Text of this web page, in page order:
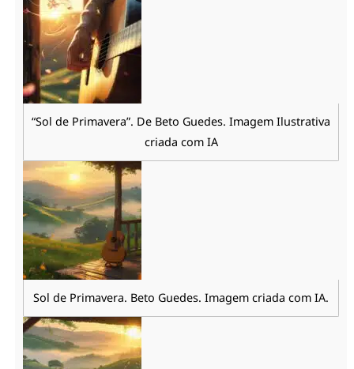
“Sol de Primavera”. De Beto Guedes. Imagem Ilustrativa
criada com IA
Sol de Primavera. Beto Guedes. Imagem criada com IA.